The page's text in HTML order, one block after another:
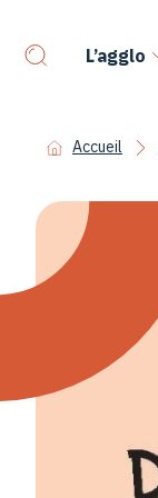
L’agglo
Accueil